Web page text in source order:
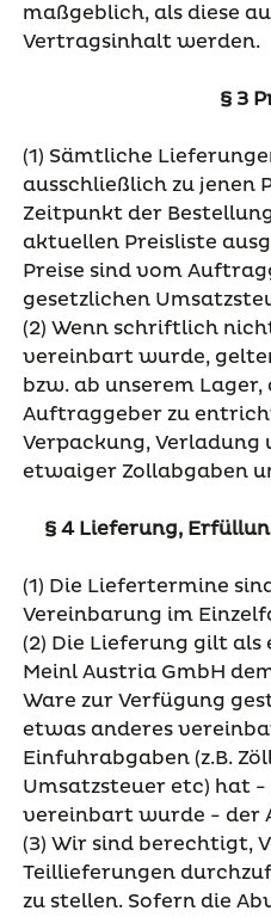
maßgeblich, als diese
Vertragsinhalt werden.
§ 3
(1) Sämtliche
ausschließlich zu jenen
Zeitpunkt der
aktuellen Preisliste
Preise sind vom
gesetzlichen
(2) Wenn schriftlich
vereinbart wurde,
bzw. ab unserem
Auftraggeber zu
Verpackung, Verladung
etwaiger Zollabgaben
§ 4 Lieferung,
(1) Die Liefertermine
Vereinbarung im
(2) Die Lieferung gilt
Meinl Austria GmbH
Ware zur Verfügung
etwas anderes
Einfuhrabgaben (z.B.
Umsatzsteuer etc) hat
vereinbart wurde - der
(3) Wir sind berechtigt,
Teillieferungen
zu stellen. Sofern die